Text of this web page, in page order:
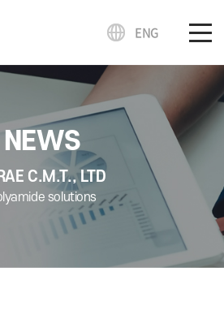
ENG
NEWS
C.M.T., LTD
solutions